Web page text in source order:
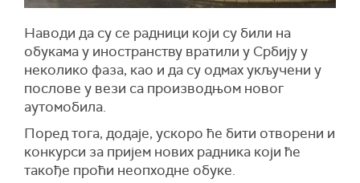
Наводи да су се радници који су били на
обукама у иностранству вратили у Србију у
неколико фаза, као и да су одмах укључени у
послове у вези са производњом новог
аутомобила.
Поред тога, додаје, ускоро ће бити отворени и
конкурси за пријем нових радника који ће
такође проћи неопходне обуке.